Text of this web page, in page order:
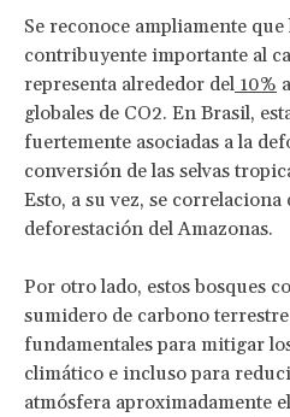
Se reconoce ampliamente
contribuyente importante al
representa alrededor del 10%
globales de CO2. En Brasil,
fuertemente asociadas a la
conversión de las selvas
Esto, a su vez, se
deforestación del Amazonas.
Por otro lado, estos bosques
sumidero de carbono
fundamentales para mitigar
climático e incluso para
atmósfera aproximadamente